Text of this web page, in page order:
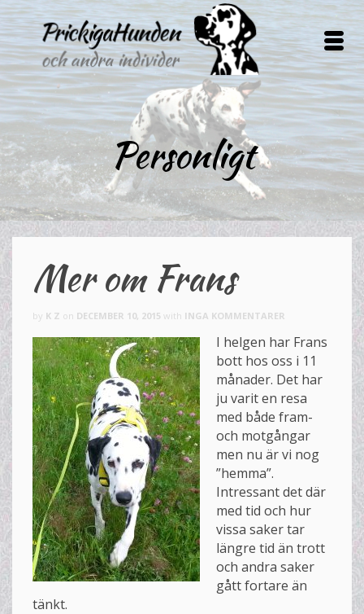
Personligt
Mer om Frans
by K Z on DECEMBER 10, 2015 with INGA KOMMENTARER
I helgen har Frans
bott hos oss i 11
månader. Det har
ju varit en resa
med både fram-
och motgångar
men nu är vi nog
”hemma”.
Intressant det där
med tid och hur
vissa saker tar
längre tid än trott
och andra saker
gått fortare än
tänkt.